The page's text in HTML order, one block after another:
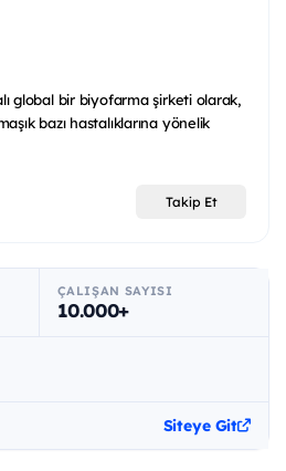
global bir biyofarma şirketi olarak,
bazı hastalıklarına yönelik
Takip Et
ÇALIŞAN SAYISI
10.000+
Siteye Git